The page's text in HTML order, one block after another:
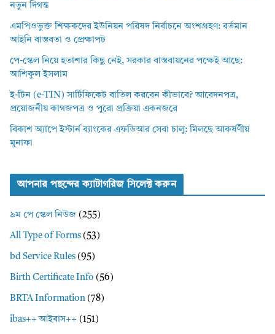
নতুন দিগন্ত
এমপিওভুক্ত শিক্ষকদের ইউনিয়ন পরিষদ নির্বাচনে অংশগ্রহণ: বর্তমান
আইনি বাস্তবতা ও প্রেক্ষাপট
পে-স্কেল নিয়ে হতাশার কিছু নেই, সরকার বাস্তবায়নের পক্ষেই আছে:
আশিকুল ইসলাম
ই-টিন (e-TIN) সার্টিফিকেট বাতিল করবেন কীভাবে? আবেদনপত্র,
প্রয়োজনীয় কাগজপত্র ও পুরো প্রক্রিয়া একনজরে
বিকাশ অ্যাপে ইস্টার্ন ব্যাংকের এফডিআর সেবা চালু: মিলছে আকর্ষণীয়
মুনাফা
আপনার পছন্দের ক্যাটাগরিজ সিলেক্ট করুন
৯ম পে স্কেল নিউজ (255)
All Type of Forms (53)
bd Service Rules (95)
Birth Certificate Info (56)
BRTA Information (78)
ibas++ আইবাস++ (151)